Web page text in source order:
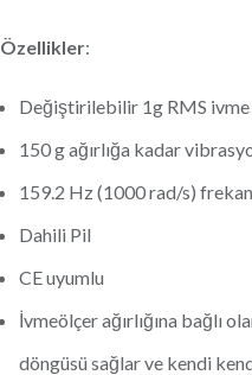
Özellikler:
Değiştirilebilir 1g RMS ivme
150 g ağırlığa kadar
159.2 Hz (1000 rad/s)
Dahili Pil
CE uyumlu
İvmeölçer ağırlığına bağlı
döngüsü sağlar ve kendi